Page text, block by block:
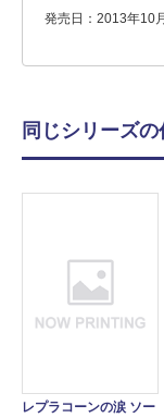
発売日：2013年10
同じシリーズの
レプラコーンの涙 ソー